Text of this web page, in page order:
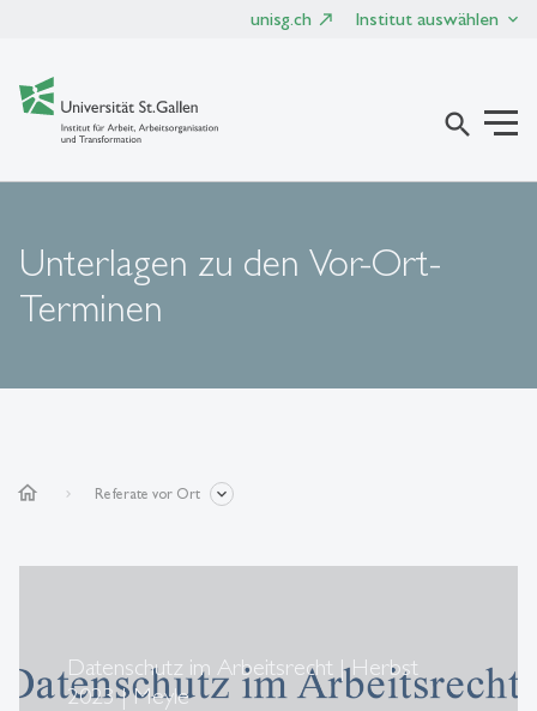
unisg.ch Institut auswählen
search
Unterlagen zu den Vor-Ort-
Terminen
home Referate vor Ort
Datenschutz im Arbeitsrecht | Herbst
2023 | Meyle